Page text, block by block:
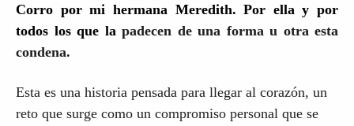
Corro por mi hermana Meredith. Por ella y por
todos los que la padecen de una forma u otra esta
condena.
Esta es una historia pensada para llegar al corazón, un
reto que surge como un compromiso personal que se